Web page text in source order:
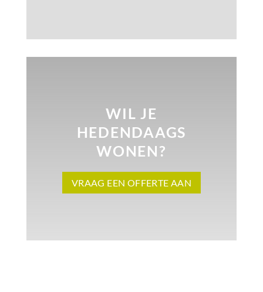
WIL JE
HEDENDAAGS
WONEN?
VRAAG EEN OFFERTE AAN